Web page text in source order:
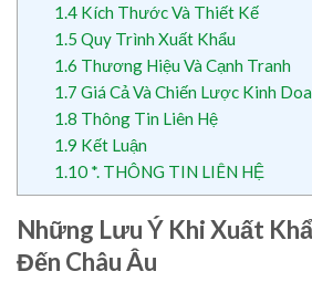
1.4Kích Thước Và Thiết Kế
1.5 Quy Trình Xuất Khẩu
1.6 Thương Hiệu Và Cạnh Tranh
1.7 Giá Cả Và Chiến Lược Kinh
1.8 Thông Tin Liên Hệ
1.9 Kết Luận
1.10*. THÔNG TIN LIÊN HỆ
Những Lưu Ý Khi Xuất
Đến Châu Âu